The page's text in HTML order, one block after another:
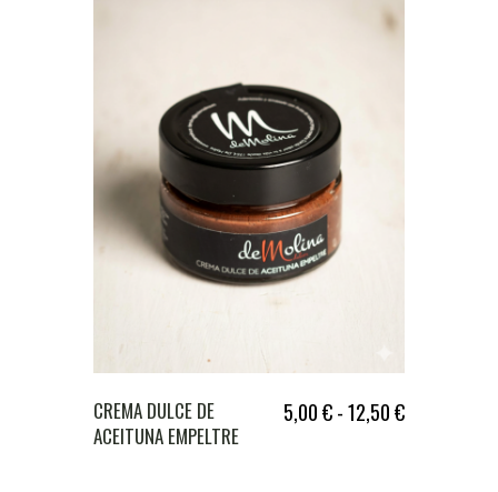
CREMA DULCE DE
ACEITUNA EMPELTRE
5,00€-12,50€